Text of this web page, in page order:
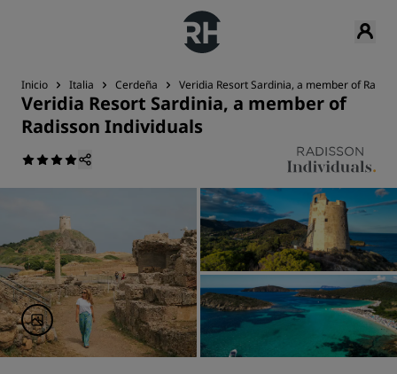
Inicio Italia Cerdeña Veridia Resort Sardinia, a member of
Veridia Resort Sardinia, a member of
Radisson Individuals